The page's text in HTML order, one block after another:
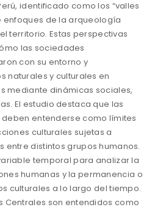
identificado como los “valles
enfoques de la arqueología
territorio. Estas perspectivas
las sociedades
con su entorno y
naturales y culturales en
mediante dinámicas sociales,
El estudio destaca que las
entenderse como límites
culturales sujetas a
entre distintos grupos humanos.
temporal para analizar la
humanas y la permanencia o
culturales a lo largo del tiempo.
Centrales son entendidos como